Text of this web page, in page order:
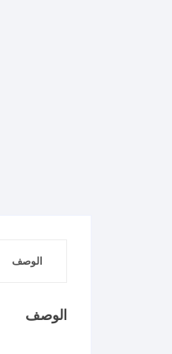
الوصف
الوصف